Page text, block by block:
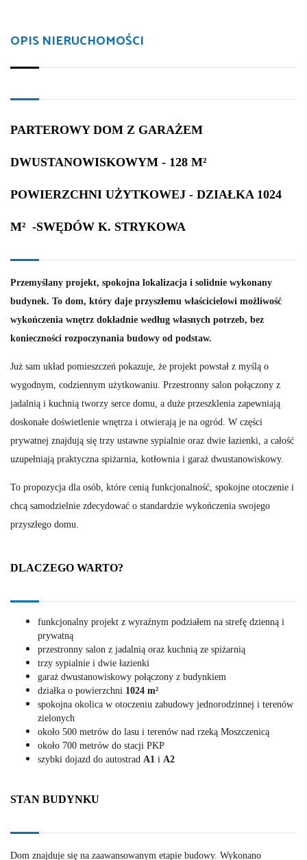
OPIS NIERUCHOMOŚCI
PARTEROWY DOM Z GARAŻEM
DWUSTANOWISKOWYM - 128 M²
POWIERZCHNI UŻYTKOWEJ - DZIAŁKA 1024
M² -SWĘDÓW K. STRYKOWA
Przemyślany projekt, spokojna lokalizacja i solidnie wykonany
budynek. To dom, który daje przyszłemu właścicielowi możliwość
wykończenia wnętrz dokładnie według własnych potrzeb, bez
konieczności rozpoczynania budowy od podstaw.
Już sam układ pomieszczeń pokazuje, że projekt powstał z myślą o
wygodnym, codziennym użytkowaniu. Przestronny salon połączony z
jadalnią i kuchnią tworzy serce domu, a duże przeszklenia zapewniają
doskonałe doświetlenie wnętrza i otwierają je na ogród. W części
prywatnej znajdują się trzy ustawne sypialnie oraz dwie łazienki, a całość
uzupełniają praktyczna spiżarnia, kotłownia i garaż dwustanowiskowy.
To propozycja dla osób, które cenią funkcjonalność, spokojne otoczenie i
chcą samodzielnie zdecydować o standardzie wykończenia swojego
przyszłego domu.
DLACZEGO WARTO?
funkcjonalny projekt z wyraźnym podziałem na strefę dzienną i
prywatną
przestronny salon z jadalnią oraz kuchnią ze spiżarnią
trzy sypialnie i dwie łazienki
garaż dwustanowiskowy połączony z budynkiem
działka o powierzchni 1024 m²
spokojna okolica w otoczeniu zabudowy jednorodzinnej i terenów
zielonych
około 500 metrów do lasu i terenów nad rzeką Moszczenicą
około 700 metrów do stacji PKP
szybki dojazd do autostrad A1 i A2
STAN BUDYNKU
Dom znajduje się na zaawansowanym etapie budowy. Wykonano